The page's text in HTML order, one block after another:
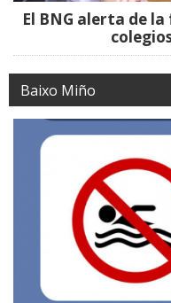
El BNG alerta de
Baixo Miño